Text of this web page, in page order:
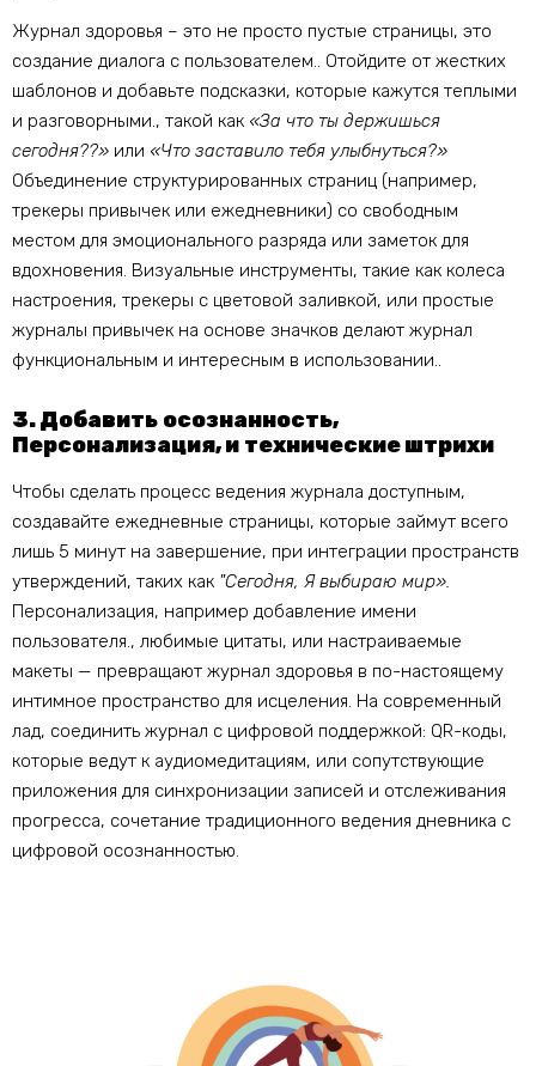
Журнал здоровья – это не просто пустые страницы, это
создание диалога с пользователем.. Отойдите от жестких
шаблонов и добавьте подсказки, которые кажутся теплыми
и разговорными., такой как «За что ты держишься
сегодня??» или «Что заставило тебя улыбнуться?»
Объединение структурированных страниц (например,
трекеры привычек или ежедневники) со свободным
местом для эмоционального разряда или заметок для
вдохновения. Визуальные инструменты, такие как колеса
настроения, трекеры с цветовой заливкой, или простые
журналы привычек на основе значков делают журнал
функциональным и интересным в использовании..
3. Добавить осознанность,
Персонализация, и технические штрихи
Чтобы сделать процесс ведения журнала доступным,
создавайте ежедневные страницы, которые займут всего
лишь 5 минут на завершение, при интеграции пространств
утверждений, таких как "Сегодня, Я выбираю мир».
Персонализация, например добавление имени
пользователя., любимые цитаты, или настраиваемые
макеты — превращают журнал здоровья в по-настоящему
интимное пространство для исцеления. На современный
лад, соединить журнал с цифровой поддержкой: QR-коды,
которые ведут к аудиомедитациям, или сопутствующие
приложения для синхронизации записей и отслеживания
прогресса, сочетание традиционного ведения дневника с
цифровой осознанностью.